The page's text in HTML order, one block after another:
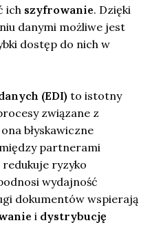
ich szyfrowanie. Dzięki
danymi możliwe jest
dostęp do nich w
(EDI) to istotny
związane z
błyskawiczne
partnerami
ryzyko
wydajność
dokumentów wspierają
i dystrybucję